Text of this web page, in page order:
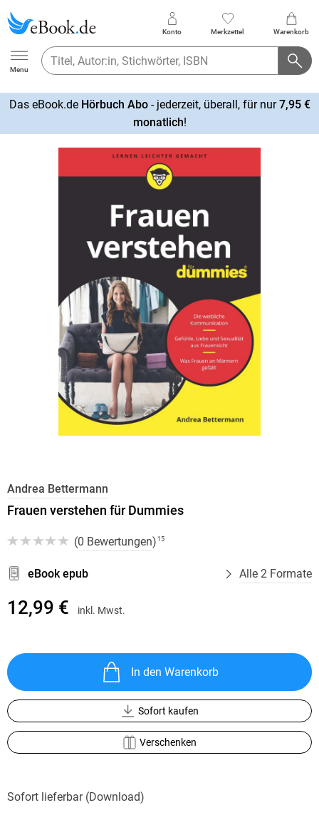
Ebook.de
Menu
Konto Merkzettel Warenkorb
Das eBook.de Hörbuch Abo- jederzeit, überall, für nur7,95 €
monatlich!
Andrea Bettermann
Frauen verstehen für Dummies
(0 Bewertungen) 15
eBook epub Alle 2 Formate
12,99 € inkl. Mwst.
In den Warenkorb
Sofort kaufen
Verschenken
Sofort lieferbar (Download)